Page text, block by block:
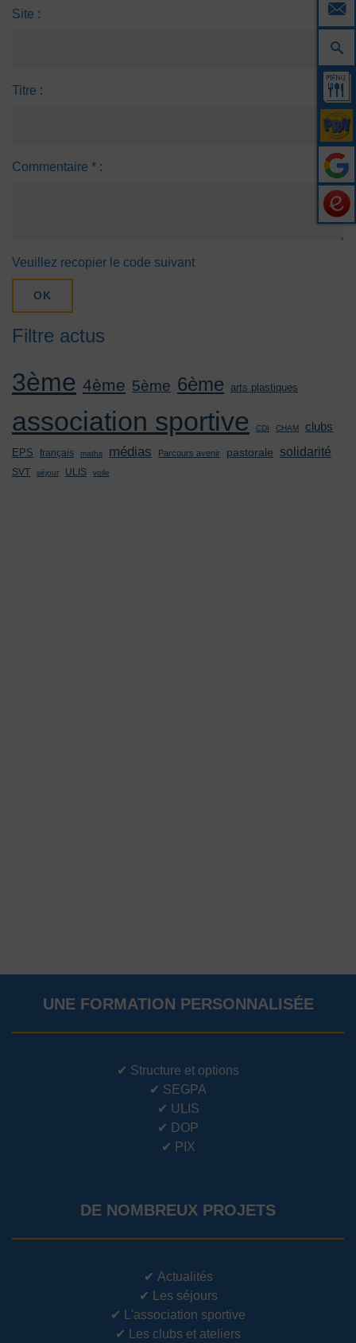
Site :
Titre :
Commentaire * :
Veuillez recopier le code suivant
OK
Filtre actus
3ème 4ème 5ème 6ème arts plastiques
association sportive CDI CHAM clubs
EPS français maths médias Parcours avenir pastorale solidarité
SVT séjour ULIS voile
UNE FORMATION PERSONNALISÉE
✔ Structure et options
✔ SEGPA
✔ ULIS
✔ DOP
✔ PIX
DE NOMBREUX PROJETS
✔ Actualités
✔
Les séjours
✔
L'association sportive
✔
Les clubs et ateliers